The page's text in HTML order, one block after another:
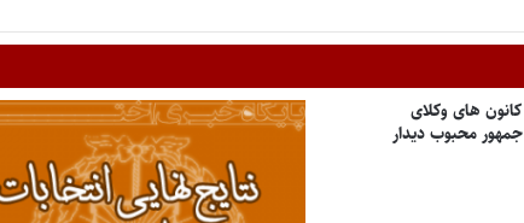
های وکلای
محبوب دیدار